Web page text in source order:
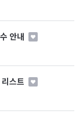
안내
스트